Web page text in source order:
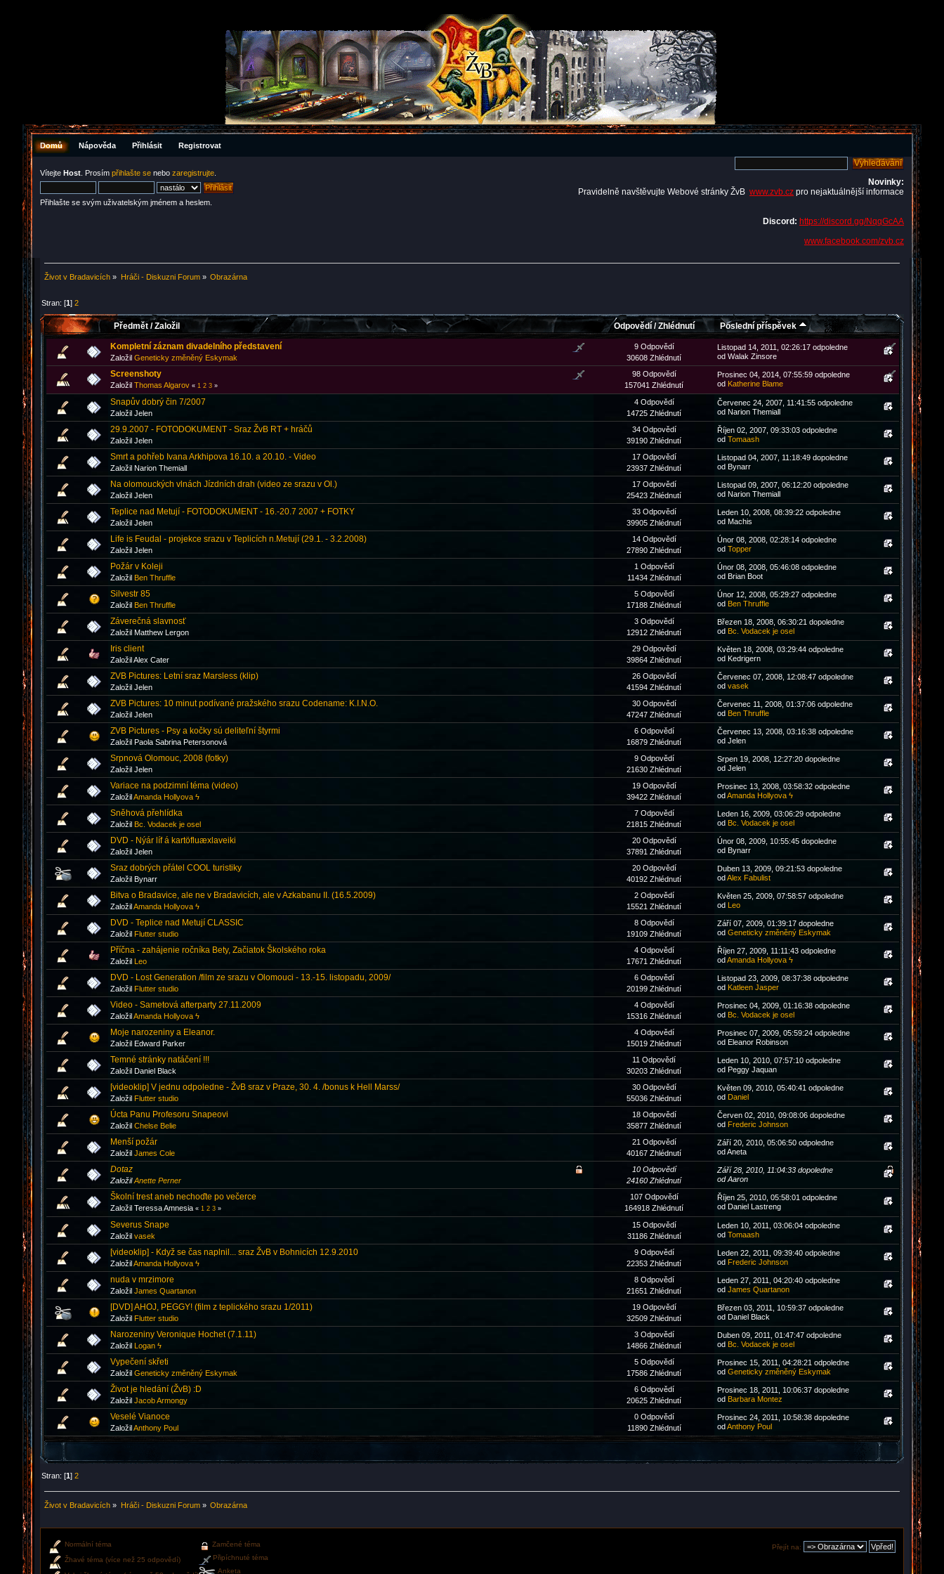
Domů Nápověda Přihlásit Registrovat
Vítejte Host . Prosím přihlašte se nebo zaregistrujte
Přihlašte se svým uživatelským jménem a heslem.
Novinky:
Pravidelně navštěvujte Webové stránky ŽvB www.zvb.cz pro nejaktuálnější informace
Discord: https://discord.gg/NqqGcAA
www.facebook.com/zvb.cz
Život v Bradavicích » Hráči - Diskuzni Forum» Obrazárna
Stran: [1]2
Předmět /Založil Odpovědí/Zhlédnutí Poslední příspěvek
Kompletní záznam divadelního představení
Založil Geneticky změněný Eskymak
9 Odpovědí
30608 Zhlédnutí
Listopad 14, 2011, 02:26:17 odpoledne
od Walak Zinsore
Screenshoty
Založil Thomas Algarov « 1 2 3 »
98 Odpovědí
157041 Zhlédnutí
Prosinec 04, 2014, 07:55:59 odpoledne
od Katherine Blame
Snapův dobrý čin 7/2007
Založil Jelen
4 Odpovědí
14725 Zhlédnutí
Červenec 24, 2007, 11:41:55 odpoledne
od Narion Themiall
29.9.2007 - FOTODOKUMENT - Sraz ŽvB RT + hráčů
Založil Jelen
34 Odpovědí
39190 Zhlédnutí
Říjen 02, 2007, 09:33:03 odpoledne
od Tomaash
Smrt a pohřeb Ivana Arkhipova 16.10. a 20.10. - Video
Založil Narion Themiall
17 Odpovědí
23937 Zhlédnutí
Listopad 04, 2007, 11:18:49 dopoledne
od Bynarr
Na olomouckých vlnách Jízdních drah (video ze srazu v Ol.)
Založil Jelen
17 Odpovědí
25423 Zhlédnutí
Listopad 09, 2007, 06:12:20 odpoledne
od Narion Themiall
Teplice nad Metují - FOTODOKUMENT - 16.-20.7 2007 + FOTKY
Založil Jelen
33 Odpovědí
39905 Zhlédnutí
Leden 10, 2008, 08:39:22 odpoledne
od Machis
Life is Feudal - projekce srazu v Teplicích n.Metují (29.1. - 3.2.2008)
Založil Jelen
14 Odpovědí
27890 Zhlédnutí
Únor 08, 2008, 02:28:14 odpoledne
od Topper
Požár v Koleji
Založil Ben Thruffle
1 Odpovědí
11434 Zhlédnutí
Únor 08, 2008, 05:46:08 odpoledne
od Brian Boot
Silvestr 85
Založil Ben Thruffle
5 Odpovědí
17188 Zhlédnutí
Únor 12, 2008, 05:29:27 odpoledne
od Ben Thruffle
Záverečná slavnosť
Založil Matthew Lergon
3 Odpovědí
12912 Zhlédnutí
Březen 18, 2008, 06:30:21 dopoledne
od Bc. Vodacek je osel
Iris client
Založil Alex Cater
29 Odpovědí
39864 Zhlédnutí
Květen 18, 2008, 03:29:44 odpoledne
od Kedrigern
ZVB Pictures: Letní sraz Marsless (klip)
Založil Jelen
26 Odpovědí
41594 Zhlédnutí
Červenec 07, 2008, 12:08:47 odpoledne
od vasek
ZVB Pictures: 10 minut podívané pražského srazu Codename: K.I.N.O.
Založil Jelen
30 Odpovědí
47247 Zhlédnutí
Červenec 11, 2008, 01:37:06 odpoledne
od Ben Thruffle
ZVB Pictures - Psy a kočky sú deliteľní štyrmi
Založil Paola Sabrina Petersonová
6 Odpovědí
16879 Zhlédnutí
Červenec 13, 2008, 03:16:38 odpoledne
od Jelen
Srpnová Olomouc, 2008 (fotky)
Založil Jelen
9 Odpovědí
21630 Zhlédnutí
Srpen 19, 2008, 12:27:20 dopoledne
od Jelen
Variace na podzimní téma (video)
ZaložilAmanda Hollyova ϟ
19 Odpovědí
39422 Zhlédnutí
Prosinec 13, 2008, 03:58:32 odpoledne
odAmanda Hollyova ϟ
Sněhová přehlídka
Založil Bc. Vodacek je osel
7 Odpovědí
21815 Zhlédnutí
Leden 16, 2009, 03:06:29 odpoledne
od Bc. Vodacek je osel
DVD - Nýár líf á kartöfluæxlaveiki
Založil Jelen
20 Odpovědí
37891 Zhlédnutí
Únor 08, 2009, 10:55:45 dopoledne
od Bynarr
Sraz dobrých přátel COOL turistiky
Založil Bynarr
20 Odpovědí
40192 Zhlédnutí
Duben 13, 2009, 09:21:53 dopoledne
odAlex Fabulist
Bitva o Bradavice, ale ne v Bradavicích, ale v Azkabanu II. (16.5.2009)
ZaložilAmanda Hollyova ϟ
2 Odpovědí
15521 Zhlédnutí
Květen 25, 2009, 07:58:57 odpoledne
od Leo
DVD - Teplice nad Metují CLASSIC
Založil Flutter studio
8 Odpovědí
19109 Zhlédnutí
Září 07, 2009, 01:39:17 dopoledne
od Geneticky změněný Eskymak
Příčna - zahájenie ročníka Bety, Začiatok Školského roka
Založil Leo
4 Odpovědí
17671 Zhlédnutí
Říjen 27, 2009, 11:11:43 odpoledne
odAmanda Hollyova ϟ
DVD - Lost Generation /film ze srazu v Olomouci - 13.-15. listopadu, 2009/
Založil Flutter studio
6 Odpovědí
20199 Zhlédnutí
Listopad 23, 2009, 08:37:38 odpoledne
od Katleen Jasper
Video - Sametová afterparty 27.11.2009
ZaložilAmanda Hollyova ϟ
4 Odpovědí
15316 Zhlédnutí
Prosinec 04, 2009, 01:16:38 odpoledne
od Bc. Vodacek je osel
Moje narozeniny a Eleanor.
Založil Edward Parker
4 Odpovědí
15019 Zhlédnutí
Prosinec 07, 2009, 05:59:24 odpoledne
od Eleanor Robinson
Temné stránky natáčení !!!
Založil Daniel Black
11 Odpovědí
30203 Zhlédnutí
Leden 10, 2010, 07:57:10 odpoledne
od Peggy Jaquan
[videoklip] V jednu odpoledne - ŽvB sraz v Praze, 30. 4. /bonus k Hell Marss/
Založil Flutter studio
30 Odpovědí
55036 Zhlédnutí
Květen 09, 2010, 05:40:41 odpoledne
od Daniel
Úcta Panu Profesoru Snapeovi
Založil Chelse Belie
18 Odpovědí
35877 Zhlédnutí
Červen 02, 2010, 09:08:06 dopoledne
od Frederic Johnson
Menší požár
Založil James Cole
21 Odpovědí
40167 Zhlédnutí
Září 20, 2010, 05:06:50 odpoledne
od Aneta
Dotaz
ZaložilAnette Perner
10 Odpovědí
24160 Zhlédnutí
Září 28, 2010, 11:04:33 dopoledne
od Aaron
Školní trest aneb nechoďte po večerce
Založil Teressa Amnesia « 1 2 3 »
107 Odpovědí
164918 Zhlédnutí
Říjen 25, 2010, 05:58:01 odpoledne
od Daniel Lastreng
Severus Snape
Založil vasek
15 Odpovědí
31186 Zhlédnutí
Leden 10, 2011, 03:06:04 odpoledne
od Tomaash
[videoklip] - Když se čas naplnil... sraz ŽvB v Bohnicích 12.9.2010
ZaložilAmanda Hollyova ϟ
9 Odpovědí
22353 Zhlédnutí
Leden 22, 2011, 09:39:40 odpoledne
od Frederic Johnson
nuda v mrzimore
Založil James Quartanon
8 Odpovědí
21651 Zhlédnutí
Leden 27, 2011, 04:20:40 odpoledne
od James Quartanon
[DVD] AHOJ, PEGGY! (film z teplického srazu 1/2011)
Založil Flutter studio
19 Odpovědí
32509 Zhlédnutí
Březen 03, 2011, 10:59:37 odpoledne
od Daniel Black
Narozeniny Veronique Hochet (7.1.11)
Založil Logan ϟ
3 Odpovědí
14866 Zhlédnutí
Duben 09, 2011, 01:47:47 odpoledne
od Bc. Vodacek je osel
Vypečení skřeti
Založil Geneticky změněný Eskymak
5 Odpovědí
17586 Zhlédnutí
Prosinec 15, 2011, 04:28:21 odpoledne
od Geneticky změněný Eskymak
Život je hledání (ŽvB) :D
Založil Jacob Armongy
6 Odpovědí
20625 Zhlédnutí
Prosinec 18, 2011, 10:06:37 dopoledne
od Barbara Montez
Veselé Vianoce
ZaložilAnthony Poul
0 Odpovědí
11890 Zhlédnutí
Prosinec 24, 2011, 10:58:38 dopoledne
odAnthony Poul
Stran: [1]2
Život v Bradavicích » Hráči - Diskuzni Forum» Obrazárna
Přejít na:
Normální téma
Žhavé téma (více než 25 odpovědí)
Zamčené téma
Připíchnuté téma
Anketa